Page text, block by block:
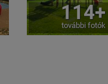
114+
további fotók